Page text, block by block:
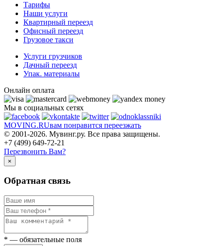
Тарифы
Наши услуги
Квартирный переезд
Офисный переезд
Грузовое такси
Услуги грузчиков
Дачный переезд
Упак. материалы
Онлайн оплата
Мы в социальных сетях
MOVING.RUвам понравится переезжать
© 2001-2026. Мувинг.ру. Все права защищены.
+7 (499) 649-72-21
Перезвонить Вам?
×
Обратная связь
* — обязательные поля